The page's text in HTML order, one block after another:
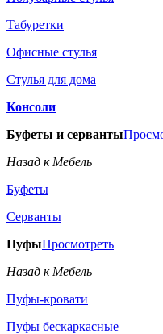
Табуретки
Офисные стулья
Стулья для дома
Консоли
Буфеты и серванты
Назад к Мебель
Буфеты
Серванты
ПуфыПросмотреть
Назад к Мебель
Пуфы-кровати
Пуфы бескаркасные